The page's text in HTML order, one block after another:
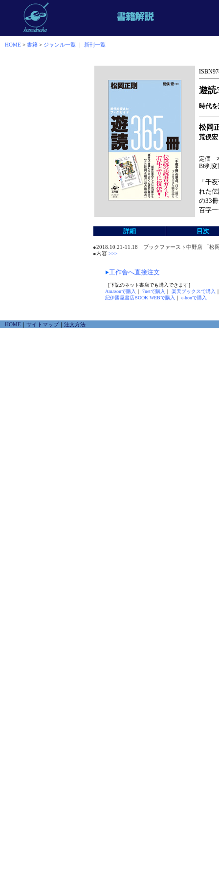
HOME > 書籍 > ジャンル一覧 ｜ 新刊一覧
遊読
時代
松岡
荒俣
定価
B6判
「千
れた
の33
百字
詳細 目次
●2018.10.21-11.18 ブックファースト中野店 「
●内容 >>>
工作舎へ直接注文
［下記のネット書店でも購入できます］
Amazonで購入 ｜ 7netで購入 ｜ 楽天ブックスで購入
紀伊國屋書店BOOK WEBで購入 ｜ e-honで購入
HOME ｜ サイトマップ｜ 注文方法